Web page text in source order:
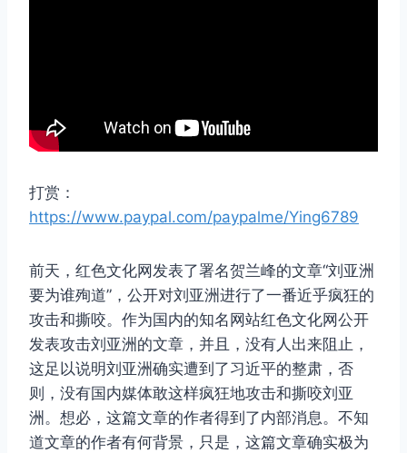
打赏：
https://www.paypal.com/paypalme/Ying6789
前天，红色文化网发表了署名贺兰峰的文章“刘亚洲
要为谁殉道”，公开对刘亚洲进行了一番近乎疯狂的
攻击和撕咬。作为国内的知名网站红色文化网公开
发表攻击刘亚洲的文章，并且，没有人出来阻止，
这足以说明刘亚洲确实遭到了习近平的整肃，否
则，没有国内媒体敢这样疯狂地攻击和撕咬刘亚
洲。想必，这篇文章的作者得到了内部消息。不知
道文章的作者有何背景，只是，这篇文章确实极为